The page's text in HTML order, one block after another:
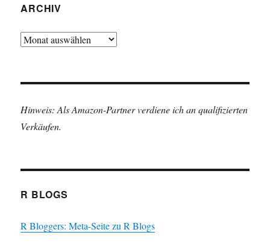
ARCHIV
Archiv
Hinweis: Als Amazon-Partner verdiene ich an qualifizierten
Verkäufen.
R BLOGS
R Bloggers: Meta-Seite zu R Blogs